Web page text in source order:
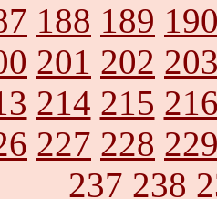
188 189
201 202
214 215
227 228
237 238